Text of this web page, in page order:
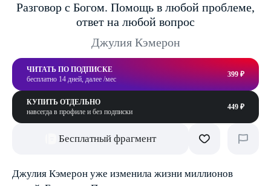
Разговор с Богом. Помощь в любой проблеме,
ответ на любой вопрос
Джулия Кэмерон
ЧИТАТЬ ПО ПОДПИСКЕ
бесплатно 14 дней, далее /мес
399 ₽
КУПИТЬ ОТДЕЛЬНО
навсегда в профиле и без подписки
449 ₽
Бесплатный фрагмент
Джулия Кэмерон уже изменила жизни миллионов